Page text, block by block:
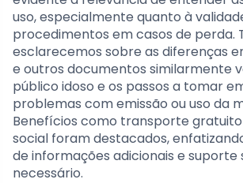
uso, especialmente quanto à
procedimentos em casos de perda.
esclarecemos sobre as diferenças
e outros documentos similarmente
público idoso e os passos a tomar
problemas com emissão ou uso da
Benefícios como transporte gratuito
social foram destacados,
de informações adicionais e suporte
necessário.